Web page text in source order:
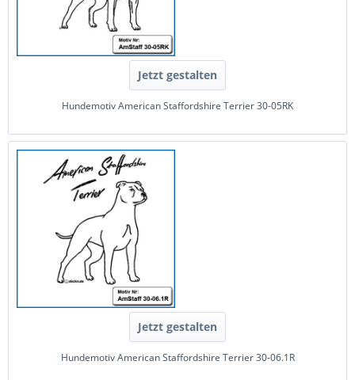
Jetzt gestalten
Hundemotiv American Staffordshire Terrier 30-05RK
Jetzt gestalten
Hundemotiv American Staffordshire Terrier 30-06.1R